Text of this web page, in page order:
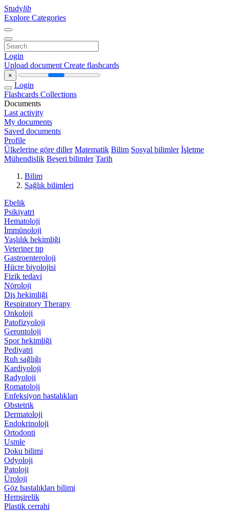
Studylib
Explore Categories
Login
Upload document Create flashcards
×
Login
Flashcards Collections
Documents
Last activity
My documents
Saved documents
Profile
Ülkelerine göre diller Matematik Bilim Sosyal bilimler İşletme
Mühendislik Beşeri bilimler Tarih
Bilim
Sağlık bilimleri
Ebelik
Psikiyatri
Hematoloji
İmmünoloji
Yaşlılık hekimliği
Veteriner tıp
Gastroenteroloji
Hücre biyolojisi
Fizik tedavi
Nöroloji
Diş hekimliği
Respiratory Therapy
Onkoloji
Patofizyoloji
Gerontoloji
Spor hekimliği
Pediyatri
Ruh sağlığı
Kardiyoloji
Radyoloji
Romatoloji
Enfeksiyon hastalıkları
Obstetrik
Dermatoloji
Endokrinoloji
Ortodonti
Usmle
Doku bilimi
Odyoloji
Patoloji
Üroloji
Göz hastalıkları bilimi
Hemşirelik
Plastik cerrahi